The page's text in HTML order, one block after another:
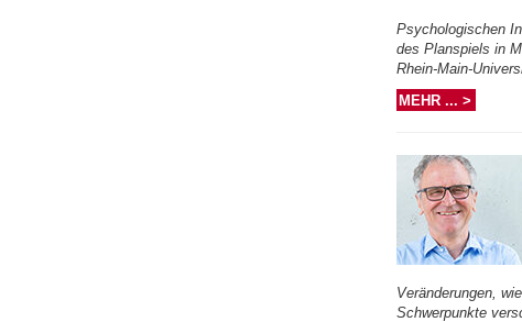
Psychologischen
des Planspiels in
Rhein-Main-
MEHR ... >
Veränderungen,
Schwerpunkte